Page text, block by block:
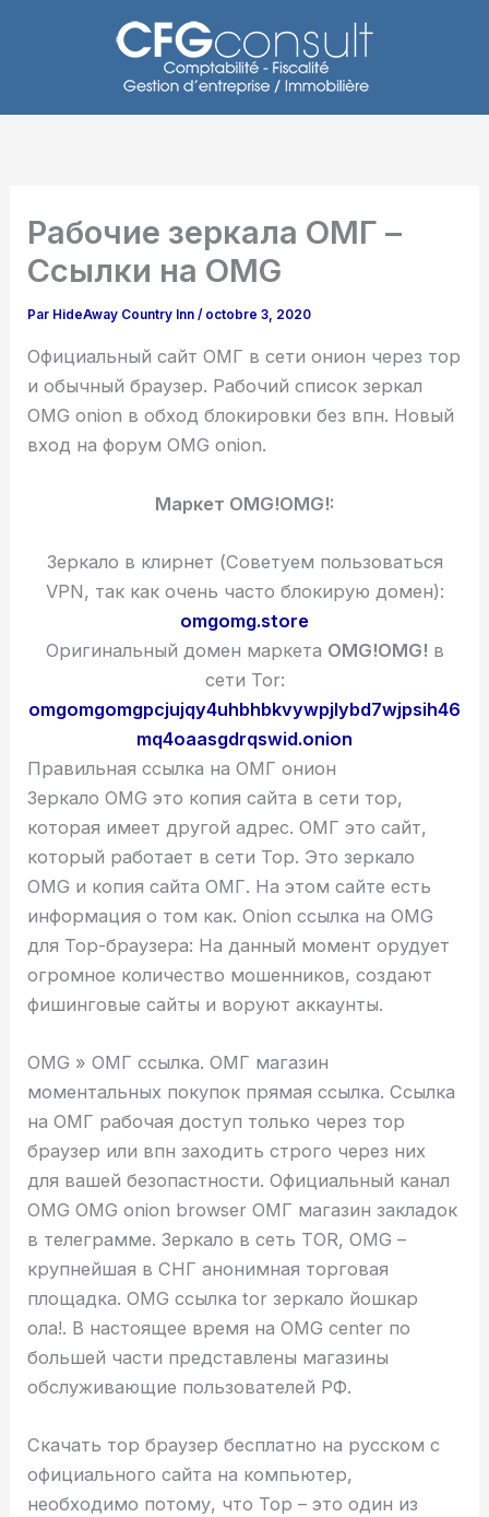
Рабочие зеркала ОМГ –
Ссылки на OMG
Par HideAway Country Inn/ octobre 3, 2020
Официальный сайт ОМГ в сети онион через тор
и обычный браузер. Рабочий список зеркал
OMG onion в обход блокировки без впн. Новый
вход на форум OMG onion.
Маркет OMG!OMG!:
Зеркало в клирнет (Советуем пользоваться
VPN, так как очень часто блокирую домен):
omgomg.store
Оригинальный домен маркета OMG!OMG! в
сети Tor:
omgomgomgpcjujqy4uhbhbkvywpjlybd7wjpsih46
mq4oaasgdrqswid.onion
Правильная ссылка на ОМГ онион
Зеркало OMG это копия сайта в сети тор,
которая имеет другой адрес. ОМГ это сайт,
который работает в сети Тор. Это зеркало
OMG и копия сайта ОМГ. На этом сайте есть
информация о том как. Onion ссылка на OMG
для Тор-браузера: На данный момент орудует
огромное количество мошенников, создают
фишинговые сайты и воруют аккаунты.
OMG » ОМГ ссылка. ОМГ магазин
моментальных покупок прямая ссылка. Ссылка
на ОМГ рабочая доступ только через тор
браузер или впн заходить строго через них
для вашей безопастности. Официальный канал
OMG OMG onion browser ОМГ магазин закладок
в телеграмме. Зеркало в сеть TOR, OMG –
крупнейшая в СНГ анонимная торговая
площадка. OMG ссылка tor зеркало йошкар
ола!. В настоящее время на OMG center по
большей части представлены магазины
обслуживающие пользователей РФ.
Скачать тор браузер бесплатно на русском с
официального сайта на компьютер,
необходимо потому, что Тор – это один из